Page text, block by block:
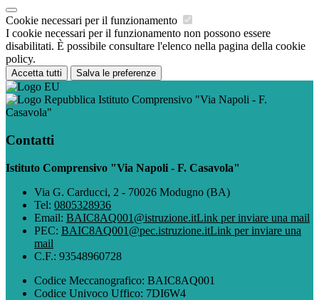
Cookie necessari per il funzionamento
I cookie necessari per il funzionamento non possono essere
disabilitati. È possibile consultare l'elenco nella pagina della cookie
policy.
Accetta tutti Salva le preferenze
Istituto Comprensivo "Via Napoli - F.
Casavola"
Contatti
Istituto Comprensivo "Via Napoli - F. Casavola"
Via G. Carducci, 2 - 70026 Modugno (BA)
Tel: 0805328936
Email: BAIC8AQ001@istruzione.itLink per inviare una mail
PEC: BAIC8AQ001@pec.istruzione.itLink per inviare una
mail
C.F.: 93548960728
Codice Meccanografico: BAIC8AQ001
Codice Univoco Uffico: 7DI6W4